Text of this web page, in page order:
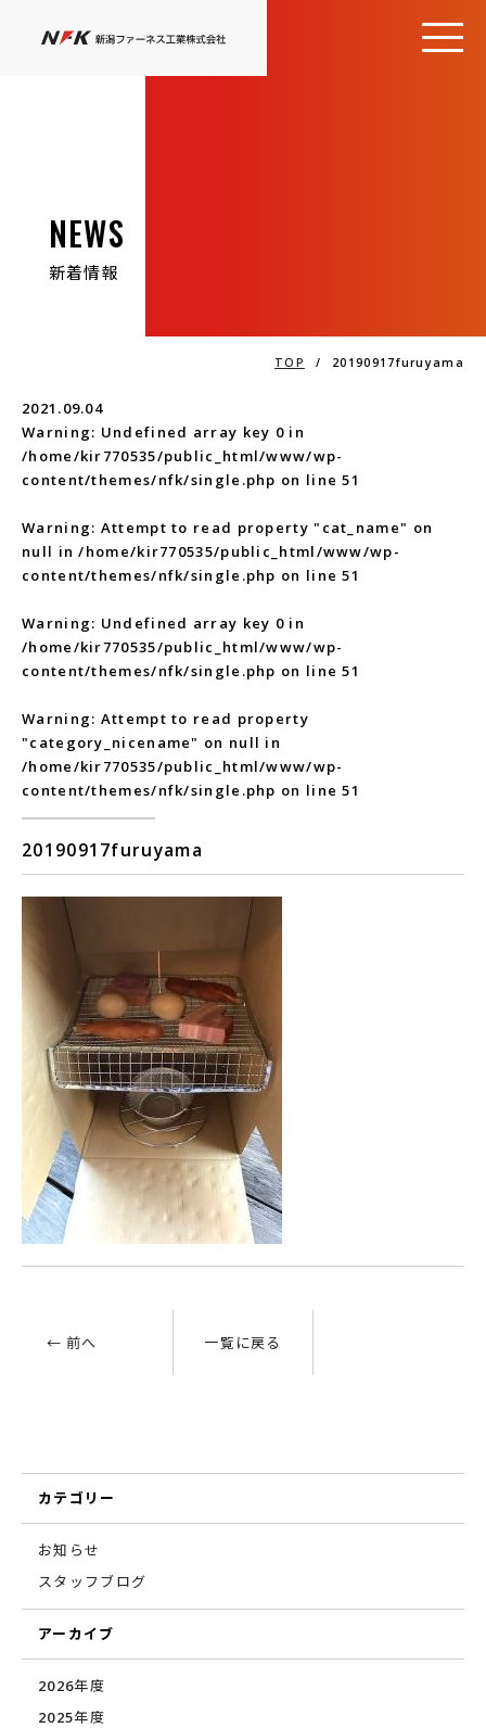
NEWS
新着情報
TOP / 20190917furuyama
2021.09.04
Warning: Undefined array key 0 in
/home/kir770535/public_html/www/wp-
content/themes/nfk/single.php on line51
Warning: Attempt to read property "cat_name" on
null in/home/kir770535/public_html/www/wp-
content/themes/nfk/single.php on line51
Warning: Undefined array key 0 in
/home/kir770535/public_html/www/wp-
content/themes/nfk/single.php on line51
Warning: Attempt to read property
"category_nicename" on null in
/home/kir770535/public_html/www/wp-
content/themes/nfk/single.php on line51
20190917furuyama
← 前へ 一覧に戻る
カテゴリー
お知らせ
スタッフブログ
アーカイブ
2026年度
2025年度